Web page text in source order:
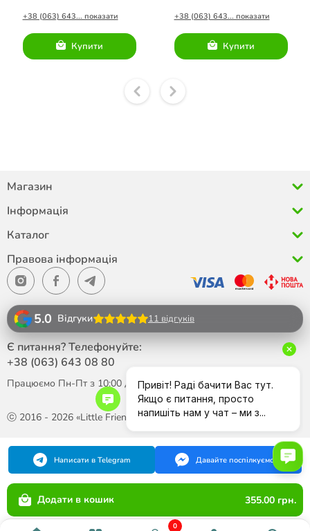
0
+38 (063) 643... показати
Купити
+38 (063) 643... показати
Купити
Додати в кошик 355.00 грн.
Магазин
Інформація
Каталог
Правова інформація
ⓒ 2016 - 2026 «Little Friend»
5.0 Відгуки 11 відгуків
Є питання? Телефонуйте:
+38 (063) 643 08 80
Працюємо Пн-Пт з 10:00 до 18:00
Написати в Telegram Давайте поспілкуємося